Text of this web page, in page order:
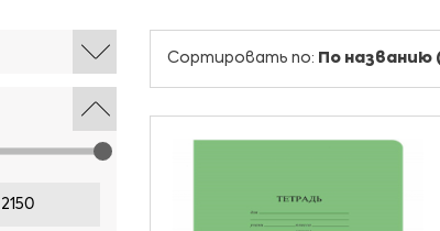
Сортировать по: По названию